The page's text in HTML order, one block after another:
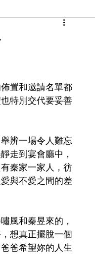
置和邀請名單都
特別交代要妥善
辨一場令人難忘
走到宴會廳中，
秦家一家人，彷
與不愛之間的差
風和秦昱來的，
想真正擺脫一個
爸希望妳的人生